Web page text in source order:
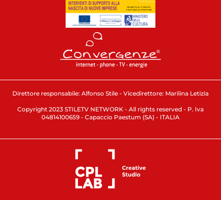
Direttore responsabile: Alfonso Stile - Vicedirettore: Marilina Letizia
Copyright 2023 STILETV NETWORK - All rights reserved - P. Iva
04814100659 - Capaccio Paestum (SA) - ITALIA